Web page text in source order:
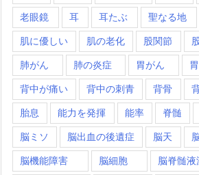
老眼鏡 耳 耳たぶ 聖なる地
肌に優しい 肌の老化 股関節
肺がん 肺の炎症 胃がん
背中が痛い 背中の刺青 背骨
胎息 能力を発揮 能率 脊髄
脳ミソ 脳出血の後遺症 脳天
脳機能障害 脳細胞 脳脊髄液